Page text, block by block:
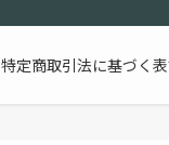
特定商取引法に基づく